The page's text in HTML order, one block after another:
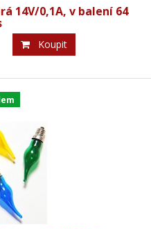
14V/0,1A, v balení 64
Koupit